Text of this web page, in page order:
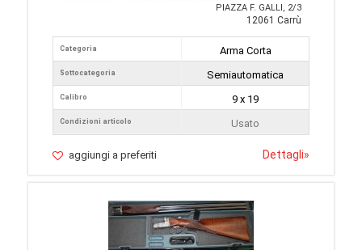
PIAZZA F. GALLI, 2/3
12061 Carrù
Categoria
Sottocategoria
Calibro
Condizioni articolo
Arma Corta
Semiautomatica
9 x 19
Usato
aggiungi a preferiti Dettagli»